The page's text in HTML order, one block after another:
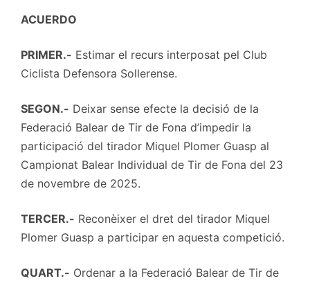
ACUERDO
PRIMER.- Estimar el recurs interposat pel Club
Ciclista Defensora Sollerense.
SEGON.- Deixar sense efecte la decisió de la
Federació Balear de Tir de Fona d’impedir la
participació del tirador Miquel Plomer Guasp al
Campionat Balear Individual de Tir de Fona del 23
de novembre de 2025.
TERCER.- Reconèixer el dret del tirador Miquel
Plomer Guasp a participar en aquesta competició.
QUART.- Ordenar a la Federació Balear de Tir de